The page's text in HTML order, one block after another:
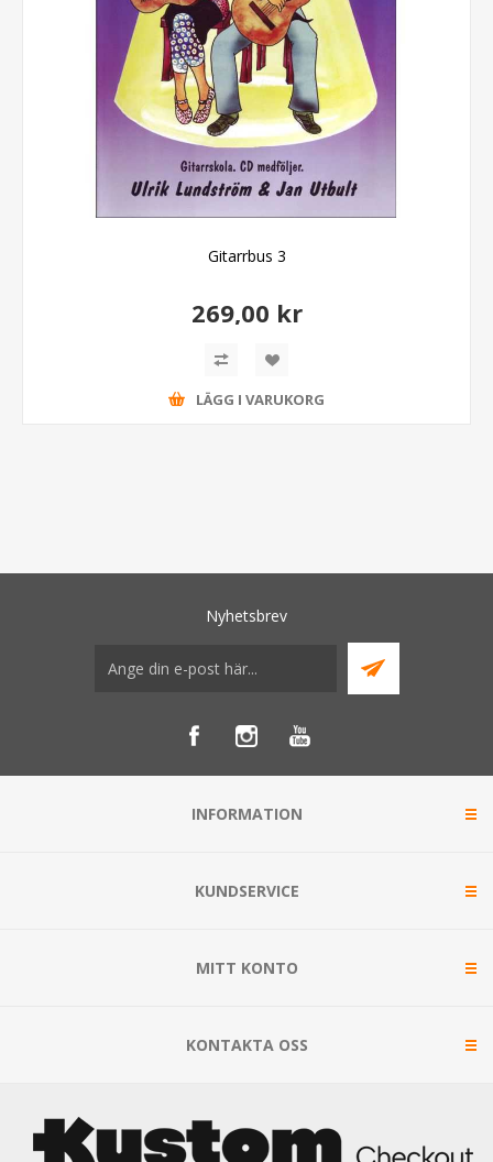
Gitarrbus 3
269,00 kr
LÄGG I VARUKORG
Nyhetsbrev
INFORMATION
KUNDSERVICE
MITT KONTO
KONTAKTA OSS